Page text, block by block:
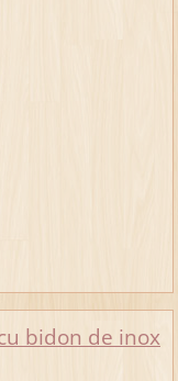
bidon de inox